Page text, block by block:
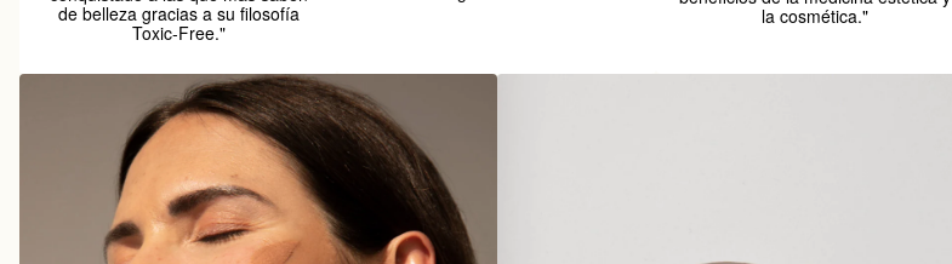
de belleza gracias a su filosofía
Toxic-Free."
la cosmética."